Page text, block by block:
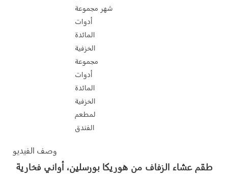
شهر مجموعة
أدوات
المائدة
الخزفية
مجموعة
أدوات
المائدة
الخزفية
لمطعم
الفندق
وصف الفيديو
طقم عشاء الزفاف من هوريكا بورسلين، أواني فخارية